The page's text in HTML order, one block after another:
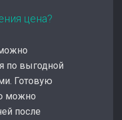
цена?
по выгодной
Готовую
можно
после